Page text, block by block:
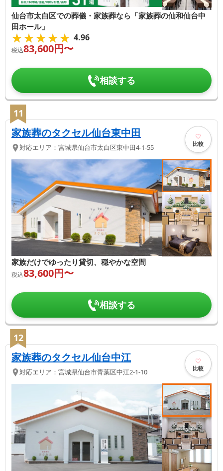
仙台市太白区での葬儀・家族葬なら「家族葬の仙和仙台中
田ホール」
★★★★★
★★★★★ 4.96
税込83,600円〜
相談する
11
家族葬のタクセル仙台東中田
対応エリア： 宮城県仙台市太白区東中田4-1-55 比較
家族だけでゆったり貸切、穏やかな空間
税込83,600円〜
相談する
12
家族葬のタクセル仙台中江
対応エリア： 宮城県仙台市青葉区中江2-1-10 比較